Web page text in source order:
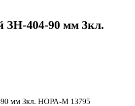
ЗН-404-90 мм 3кл.
90 мм 3кл. НОРА-М 13795